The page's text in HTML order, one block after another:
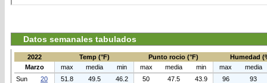
Datos semanales tabulados
2022 Temp (°F) Punto rocio (°F)
Humedad
Marzo
max media min max media min max
media
Sun
20 51.8 49.5 46.2 50 47.5 43.9 96
93